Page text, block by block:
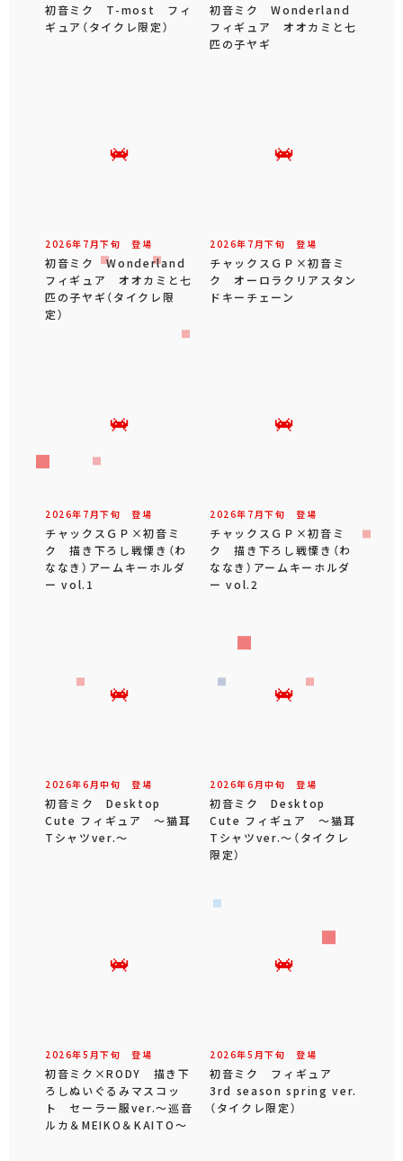
初音ミク T-most フィ
ギュア（タイクレ限定）
初音ミク Wonderland
フィギュア オオカミと七
匹の子ヤギ
2026年 7 月下旬 登場
初音ミク Wonderland
フィギュア オオカミと七
匹の子ヤギ（タイクレ限
定）
2026年 7 月下旬 登場
チャックスＧＰ×初音ミ
ク オーロラクリアスタン
ドキーチェーン
2026年 7 月下旬 登場
チャックスＧＰ×初音ミ
ク 描き下ろし戦慄き（わ
ななき）アームキーホルダ
ー vol.1
2026年 7 月下旬 登場
チャックスＧＰ×初音ミ
ク 描き下ろし戦慄き（わ
ななき）アームキーホルダ
ー vol.2
2026年6 月中旬 登場
初音ミク Desktop
Cute フィギュア ～猫耳
Tシャツver.～
2026年6 月中旬 登場
初音ミク Desktop
Cute フィギュア ～猫耳
Tシャツver.～（タイクレ
限定）
2026年5 月下旬 登場
初音ミク×RODY 描き下
ろしぬいぐるみマスコッ
ト セーラー服ver.～巡音
ルカ＆MEIKO＆KAITO～
2026年5 月下旬 登場
初音ミク フィギュア
3rd season spring ver.
（タイクレ限定）